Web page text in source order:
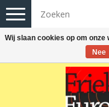
Toggle
navigation
Wij slaan cookies op om
Nee